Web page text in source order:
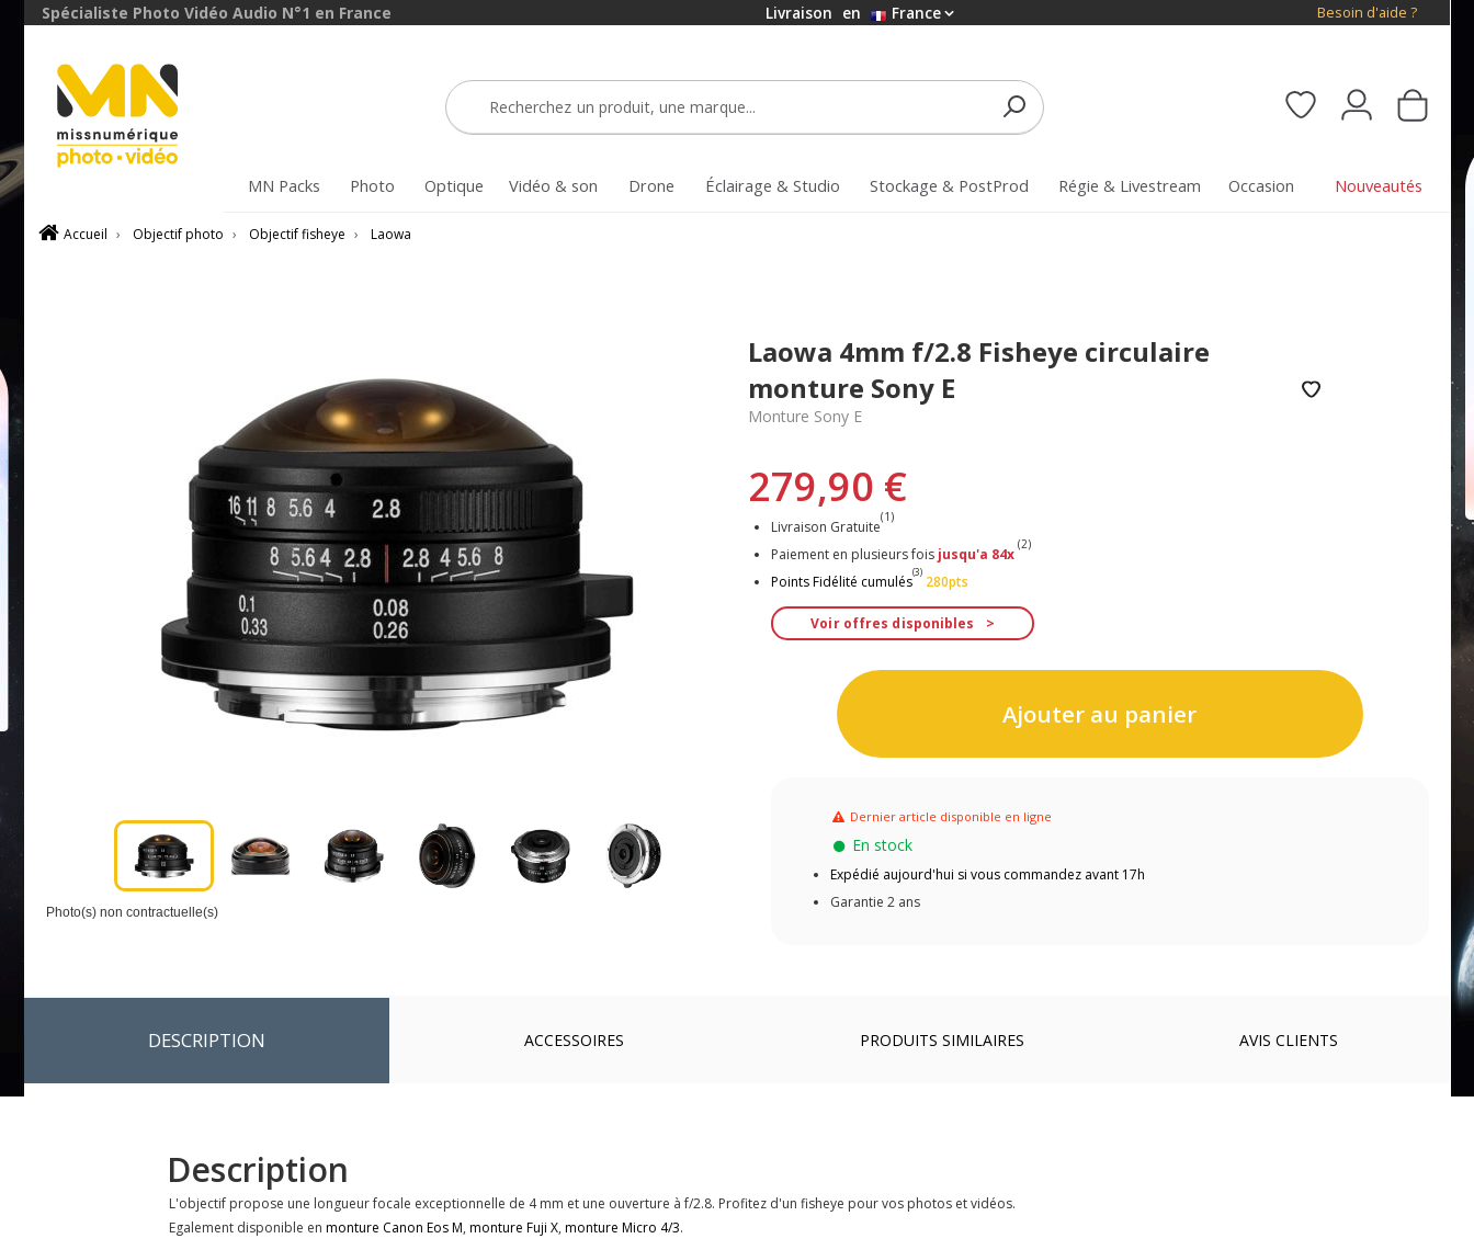
Spécialiste Photo Vidéo Audio N°1 en France Livraison en France Besoin d'aide ?
MN Packs Photo Optique Vidéo & son Drone Éclairage & Studio Stockage & PostProd Régie & Livestream Occasion Nouveautés
Accueil › Objectif photo › Objectif fisheye › Laowa
avec le code
Photo(s) non contractuelle(s)
Laowa 4mm f/2.8 Fisheye circulaire
monture Sony E
Monture Sony E
279,90 €
Livraison Gratuite
(1)
Paiement en plusieurs fois jusqu'a 84x
(2)
Points Fidélité cumulés
(3)
280pts
Voir offres disponibles
Ajouter au panier
Dernier article disponible en ligne
En stock
Expédié aujourd'hui si vous commandez avant 17h
Garantie 2 ans
DESCRIPTION ACCESSOIRES PRODUITS SIMILAIRES AVIS CLIENTS
Description
L'objectif propose une longueur focale exceptionnelle de 4 mm et une ouverture à f/2.8. Profitez d'un fisheye pour vos photos et vidéos.
Egalement disponible en monture Canon Eos M, monture Fuji X, monture Micro 4/3.